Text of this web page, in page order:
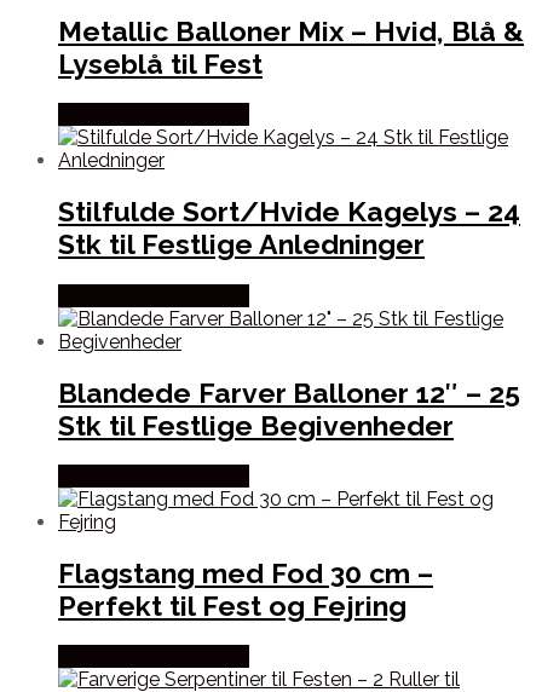
Metallic Balloner Mix – Hvid, Blå &
Lyseblå til Fest
Stilfulde Sort/Hvide Kagelys – 24
Stk til Festlige Anledninger
Blandede Farver Balloner 12″ – 25
Stk til Festlige Begivenheder
Flagstang med Fod 30 cm –
Perfekt til Fest og Fejring